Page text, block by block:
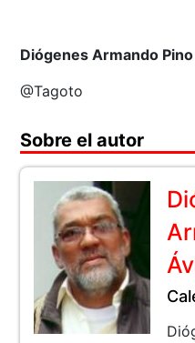
Diógenes Armando
@Tagoto
Sobre el autor